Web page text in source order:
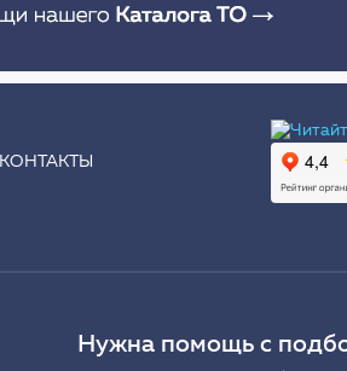
КОНТАКТЫ
Нужна помощь с